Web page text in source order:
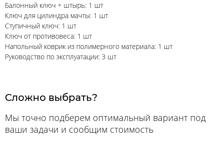
Балонный ключ + штырь: 1 шт
Ключ для цилиндра мачты: 1 шт
Ступичный ключ: 1 шт
Ключ от противовеса: 1 шт
Напольный коврик из полимерного материала: 1 шт
Руководство по эксплуатации: 3 шт
Сложно выбрать?
Мы точно подберем оптимальный вариант под
ваши задачи и сообщим стоимость